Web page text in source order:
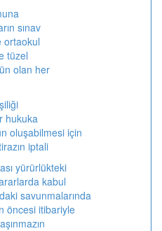
sınav
ortaokul
tüzel
olan her
hukuka
oluşabilmesi için
iptali
yürürlükteki
kabul
savunmalarında
öncesi itibariyle